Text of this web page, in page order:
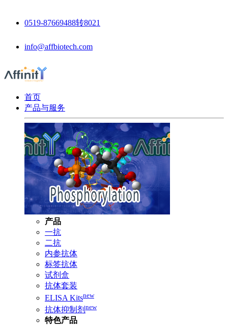
0519-87669488转8021
info@affbiotech.com
首页
产品与服务
产品
一抗
二抗
内参抗体
标签抗体
试剂盒
抗体套装
ELISA Kitsnew
抗体抑制剂 new
特色产品